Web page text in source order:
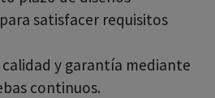
satisfacer requisitos
y garantía mediante
continuos.